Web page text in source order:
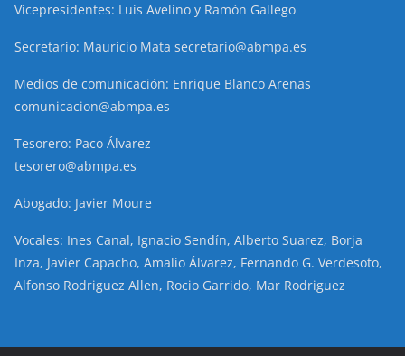
Vicepresidentes: Luis Avelino y Ramón Gallego
Secretario: Mauricio Mata secretario@abmpa.es
Medios de comunicación: Enrique Blanco Arenas
comunicacion@abmpa.es
Tesorero: Paco Álvarez
tesorero@abmpa.es
Abogado: Javier Moure
Vocales: Ines Canal, Ignacio Sendín, Alberto Suarez, Borja
Inza, Javier Capacho, Amalio Álvarez, Fernando G. Verdesoto,
Alfonso Rodriguez Allen, Rocio Garrido, Mar Rodriguez